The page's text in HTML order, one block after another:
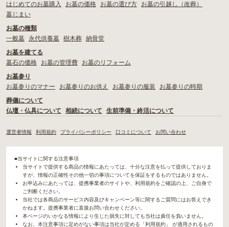
はじめてのお墓購入
お墓の価格 お墓の選び方
お墓の引越し（改葬）
墓じまい
お墓の種類
一般墓
永代供養墓 樹木葬 納骨堂
お墓を建てる
墓石の価格
お墓の管理費
お墓のリフォーム
お墓参り
お墓参りのマナー
お墓参りのお供え お墓参りの服装
お墓参りの時期
葬儀について
仏壇・仏具について
相続について 生前準備・終活について
運営者情報 利用規約 プライバシーポリシー 口コミについて お問い合わせ
■当サイトに関する注意事項
当サイトで提供する商品の情報にあたっては、十分な注意を払って提供しておりま
すが、情報の正確性その他一切の事項についてを保証をするものではありません。
お申込みにあたっては、提携事業者のサイトや、利用規約をご確認の上、ご自身で
ご判断ください。
当社では各商品のサービス内容及びキャンペーン等に関するご質問にはお答えでき
かねます。提携事業者に直接お問い合わせください。
本ページのいかなる情報により生じた損失に対しても当社は責任を負いません。
なお、本注意事項に定めがない事項は当社が定める「利用規約」 が適用されるもの